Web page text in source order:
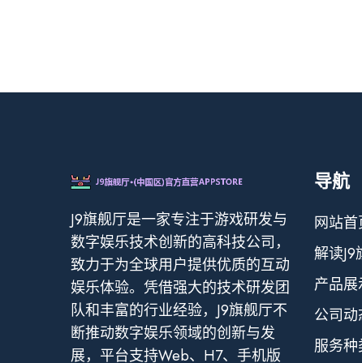
J9旗舰厅是一家专注于游戏研发与
数字娱乐技术创新的高科技公司，
致力于为全球用户提供优质的互动
娱乐体验。凭借强大的技术研发团
队和丰富的行业经验，J9旗舰厅不
断推动数字娱乐领域的创新与发
展，平台支持Web、H7、手机版
导航
网站首
解读J9
产品展
公司动
服务种